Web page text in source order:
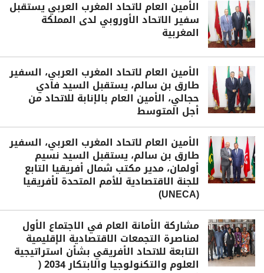
الأمين العام لاتحاد المغرب العربي يستقبل
سفير الاتحاد الأوروبي لدى المملكة
المغربية
الأمين العام لاتحاد المغرب العربي، السفير
طارق بن سالم، يستقبل السيد فادي
حجالي، الأمين العام بالإنابة للاتحاد من
أجل المتوسط
الأمين العام لاتحاد المغرب العربي، السفير
طارق بن سالم، يستقبل السيد نسيم
أولمان، مدير مكتب شمال أفريقيا التابع
للجنة الاقتصادية للأمم المتحدة لأفريقيا
(UNECA)
مشاركة الأمانة العام في الاجتماع الأول
لمناصرة التجمعات الاقتصادية الإقليمية
التابعة للاتحاد الأفريقي بشأن استراتيجية
العلوم والتكنولوجيا والابتكار 2034 (